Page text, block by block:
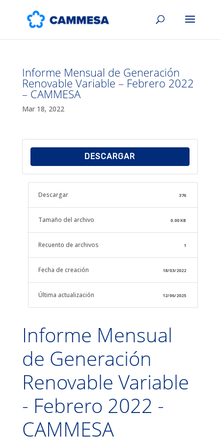
Informe Mensual de Generación
Renovable Variable – Febrero 2022
– CAMMESA
Mar 18, 2022
DESCARGAR
Descargar 376
Tamaño del archivo 0.00 KB
Recuento de archivos 1
Fecha de creación 18/03/2022
Última actualización 12/06/2025
Informe Mensual
de Generación
Renovable Variable
- Febrero 2022 -
CAMMESA